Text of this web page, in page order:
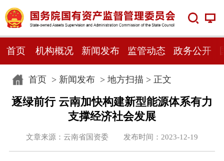
首页 机构概况 新闻发布 监管动态 政务公开
首页> 新闻发布> 地方扫描 > 正文
逐绿前行 云南加快构建新型能源体系有力
支撑经济社会发展
文章来源：云南省国资委 发布时间：2023-12-19